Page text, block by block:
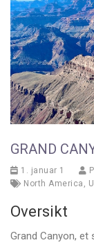
GRAND
1. januar 1
North America ,
Oversikt
Grand Canyon,